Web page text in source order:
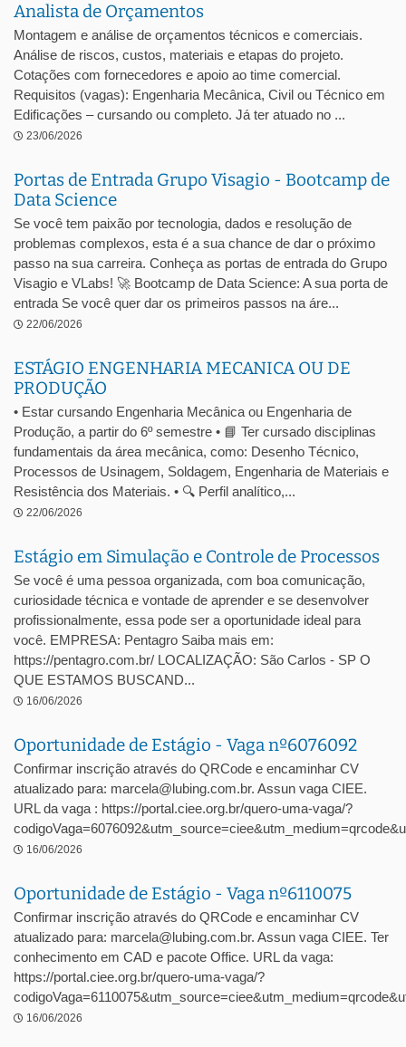
Analista de Orçamentos
Montagem e análise de orçamentos técnicos e comerciais.
Análise de riscos, custos, materiais e etapas do projeto.
Cotações com fornecedores e apoio ao time comercial.
Requisitos (vagas): Engenharia Mecânica, Civil ou Técnico em
Edificações – cursando ou completo. Já ter atuado no ...
23/06/2026
Portas de Entrada Grupo Visagio - Bootcamp de
Data Science
Se você tem paixão por tecnologia, dados e resolução de
problemas complexos, esta é a sua chance de dar o próximo
passo na sua carreira. Conheça as portas de entrada do Grupo
Visagio e VLabs! 🚀 Bootcamp de Data Science: A sua porta de
entrada Se você quer dar os primeiros passos na áre...
22/06/2026
ESTÁGIO ENGENHARIA MECANICA OU DE
PRODUÇÃO
• Estar cursando Engenharia Mecânica ou Engenharia de
Produção, a partir do 6º semestre • 📘 Ter cursado disciplinas
fundamentais da área mecânica, como: Desenho Técnico,
Processos de Usinagem, Soldagem, Engenharia de Materiais e
Resistência dos Materiais. • 🔍 Perfil analítico,...
22/06/2026
Estágio em Simulação e Controle de Processos
Se você é uma pessoa organizada, com boa comunicação,
curiosidade técnica e vontade de aprender e se desenvolver
profissionalmente, essa pode ser a oportunidade ideal para
você. EMPRESA: Pentagro Saiba mais em:
https://pentagro.com.br/ LOCALIZAÇÃO: São Carlos - SP O
QUE ESTAMOS BUSCAND...
16/06/2026
Oportunidade de Estágio - Vaga nº6076092
Confirmar inscrição através do QRCode e encaminhar CV
atualizado para: marcela@lubing.com.br. Assun vaga CIEE.
URL da vaga : https://portal.ciee.org.br/quero-uma-vaga/?
16/06/2026
Oportunidade de Estágio - Vaga nº6110075
Confirmar inscrição através do QRCode e encaminhar CV
atualizado para: marcela@lubing.com.br. Assun vaga CIEE. Ter
conhecimento em CAD e pacote Office. URL da vaga:
https://portal.ciee.org.br/quero-uma-vaga/?
16/06/2026